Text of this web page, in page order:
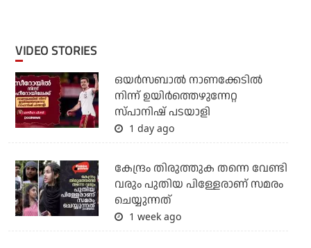
VIDEO STORIES
ഒയര്‍സബാൽ നാണക്കേടിൽ
നിന്ന് ഉയിർത്തെഴുന്നേറ്റ
സ്പാനിഷ് പടയാളി
1 day ago
കേന്ദ്രം തിരുത്തുക തന്നെ വേണ്ടി
വരും പുതിയ പിള്ളേരാണ് സമരം
ചെയ്യുന്നത്
1 week ago